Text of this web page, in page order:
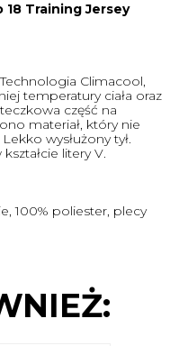
18 Training Jersey
Climacool,
temperatury ciała oraz
część na
materiał, który nie
wysłużony tył.
litery V.
100% poliester, plecy